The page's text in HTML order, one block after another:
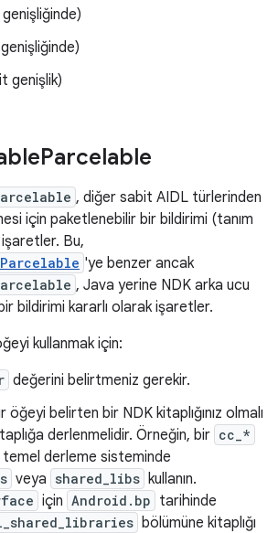
genişlik)
Parcelable
, diğer sabit AIDL türlerinden
için paketlenebilir bir bildirimi (tanım
Bu,
'ye benzer ancak
, Java yerine NDK arka ucu
bildirimi kararlı olarak işaretler.
kullanmak için:
değerini belirtmeniz gerekir.
öğeyi belirten bir NDK kitaplığınız olmalı
derlenmelidir. Örneğin, bir cc_*
temel derleme sisteminde
veya shared_libs kullanın.
için Android.bp tarihinde
bölümüne kitaplığı